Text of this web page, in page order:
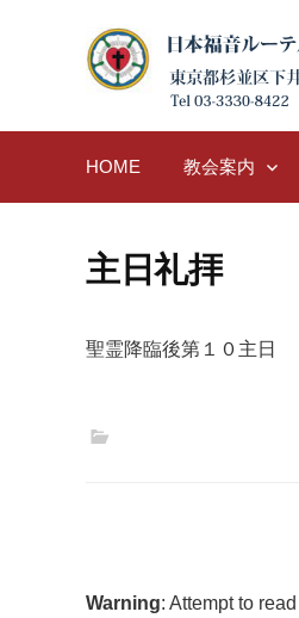
HOME 教会案内
主日礼拝
聖霊降臨後第１０主日
Warning: Attempt to